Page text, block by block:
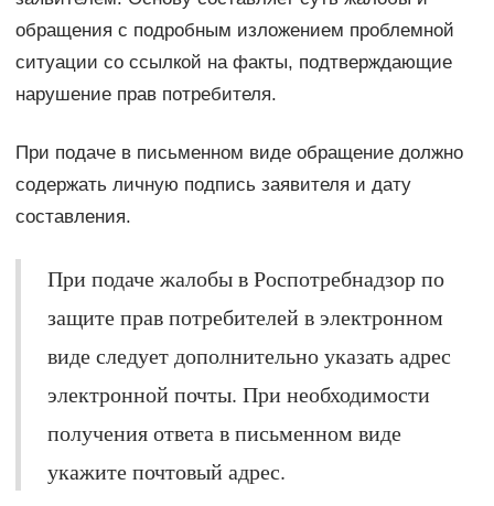
обращения с подробным изложением проблемной
ситуации со ссылкой на факты, подтверждающие
нарушение прав потребителя.
При подаче в письменном виде обращение должно
содержать личную подпись заявителя и дату
составления.
При подаче жалобы в Роспотребнадзор по
защите прав потребителей в электронном
виде следует дополнительно указать адрес
электронной почты. При необходимости
получения ответа в письменном виде
укажите почтовый адрес.